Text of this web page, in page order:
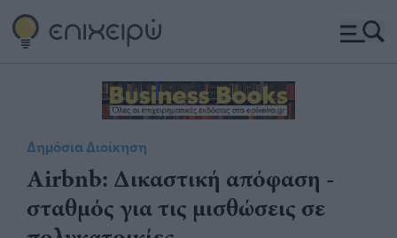
Δημόσια Διοίκηση
Airbnb: Δικαστική απόφαση -
σταθμός για τις μισθώσεις σε